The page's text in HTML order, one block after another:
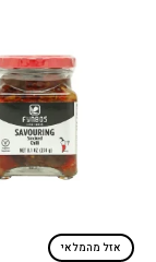
אזל מהמלאי